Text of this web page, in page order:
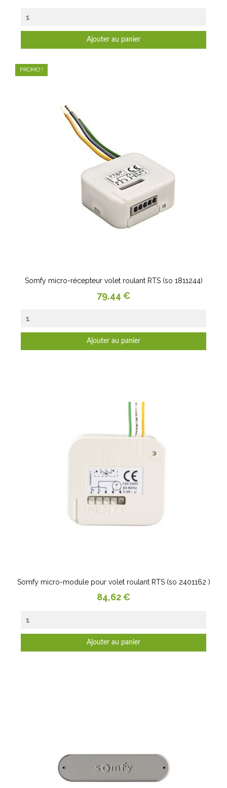
Ajouter au panier
Somfy micro-récepteur volet roulant RTS (so 1811244)
Prix
79,44 €
Ajouter au panier
PROMO !
Somfy micro-module pour volet roulant RTS (so 2401162 )
Prix
84,62 €
Ajouter au panier